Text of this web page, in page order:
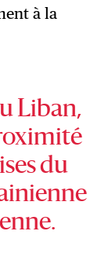
à la
Liban,
du